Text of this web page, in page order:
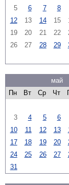
5
6 7 8
12
13 14 15
19
20 21 22
26
27 28 29
май
Пн
Вт Ср Чт
3
4 5 6
10
11 12 13
17
18 19 20
24
25 26 27
31